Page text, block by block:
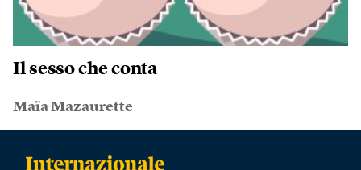
Il sesso che conta
Maïa Mazaurette